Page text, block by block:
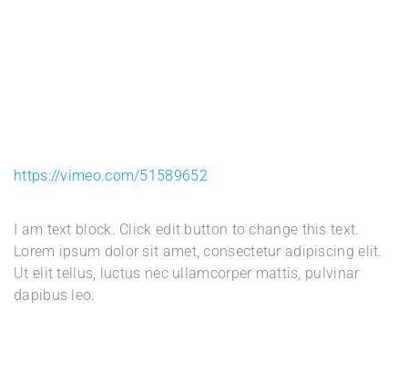
https://vimeo.com/51589652
I am text block. Click edit button to change this text.
Lorem ipsum dolor sit amet, consectetur adipiscing elit.
Ut elit tellus, luctus nec ullamcorper mattis, pulvinar
dapibus leo.